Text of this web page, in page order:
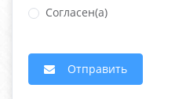
Согласен(а)
Отправить